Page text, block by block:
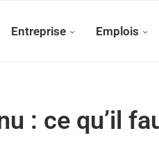
Entreprise Emplois
: ce qu’il